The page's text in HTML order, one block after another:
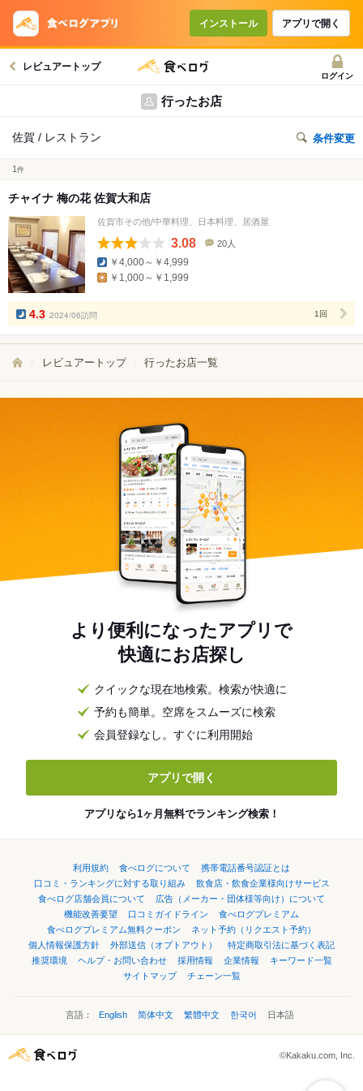
インストール アプリで開く
レビュアートップ
ログイン
行ったお店
佐賀 / レストラン 条件変更
1 件
チャイナ 梅の花 佐賀大和店
佐賀市その他/中華料理、日本料理、居酒屋
3.08
数
20人
￥4,000～￥4,999
￥1,000～￥1,999
4.3 2024/06訪問 1回
レビュアートップ 行ったお店一覧
より便利になったアプリで
快適にお店探し
クイックな現在地検索。検索が快適に
予約も簡単。空席をスムーズに検索
会員登録なし。すぐに利用開始
アプリで開く
アプリなら1ヶ月無料でランキング検索！
利用規約 食べログについて
携帯電話番号認証とは
口コミ・ランキングに対する取り組み
飲食店・飲食企業様向けサービス
食べログ店舗会員について
広告（メーカー・団体様等向け）について
機能改善要望
口コミガイドライン
食べログプレミアム
食べログプレミアム無料クーポン
ネット予約（リクエスト予約）
個人情報保護方針
外部送信（オプトアウト）
特定商取引法に基づく表記
推奨環境
ヘルプ・お問い合わせ 採用情報 企業情報
キーワード一覧
サイトマップ
チェーン一覧
言語： English 简体中文 繁體中文 한국어 日本語
©Kakaku.com, Inc.